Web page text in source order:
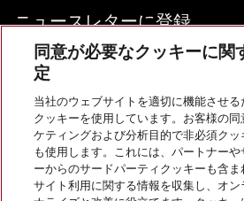
ニュースレターに登録
お問い合わせ
InstagramのMiele
YoutubeのMiele
同意が必要なクッキーに関
定
当社のウェブサイトを適切に機能させ
クッキーを使用しています。お客様の
ケティングおよび分析目的で非必須ク
も使用します。これには、パートナー
ーからのサードパーティクッキーも含
サイト利用に関する情報を収集し、オン